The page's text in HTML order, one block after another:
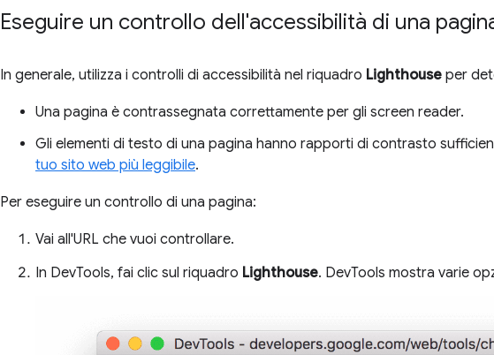
Eseguire un controllo dell'accessibilità di una
In generale, utilizza i controlli di accessibilità nel riquadro Lighthouse per
Una pagina è contrassegnata correttamente per gli screen reader.
Gli elementi di testo di una pagina hanno rapporti di contrasto
tuo sito web più leggibile.
Per eseguire un controllo di una pagina:
Vai all'URL che vuoi controllare.
In DevTools, fai clic sul riquadro Lighthouse. DevTools mostra varie